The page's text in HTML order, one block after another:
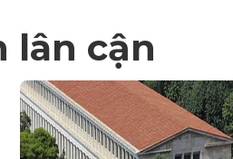
lân cận